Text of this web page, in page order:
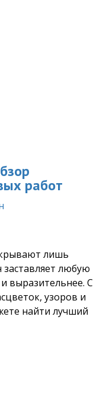
работ
лишь
любую
выразительнее. С
узоров и
найти лучший